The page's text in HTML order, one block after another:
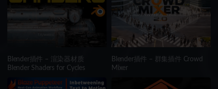
Blender插件 – 渲染器材质
Blender Shaders for Cycles
Blender插件 – 群集插件 Crowd
Mixer